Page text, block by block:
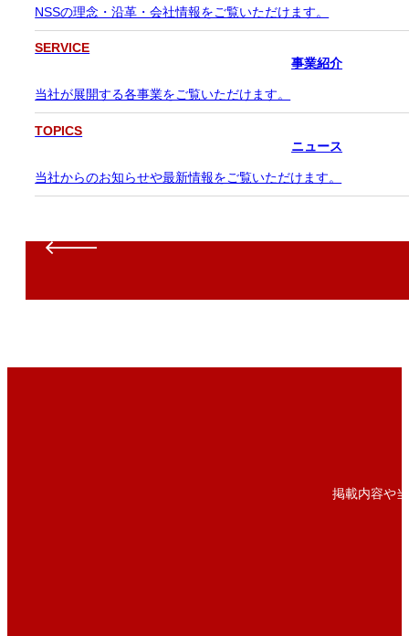
NSSの理念・沿革・会社情報をご覧いただけます。
SERVICE
事業紹介
当社が展開する各事業をご覧いただけます。
TOPICS
ニュース
当社からのお知らせや最新情報をご覧いただけます。
掲載内容や